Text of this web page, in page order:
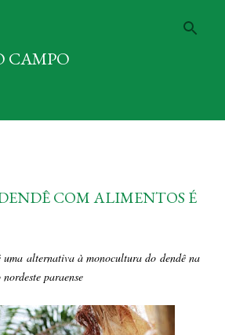
CAMPO
COM ALIMENTOS É
alternativa à monocultura do dendê na
paraense